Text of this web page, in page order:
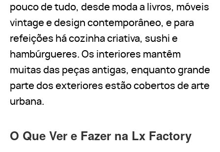
pouco de tudo, desde moda a livros, móveis
vintage e design contemporâneo, e para
refeições há cozinha criativa, sushi e
hambúrgueres. Os interiores mantêm
muitas das peças antigas, enquanto grande
parte dos exteriores estão cobertos de arte
urbana.
O Que Ver e Fazer na Lx Factory